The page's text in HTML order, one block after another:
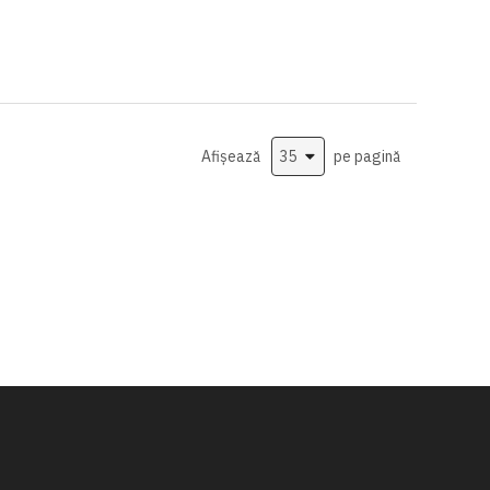
Afișează
pe pagină